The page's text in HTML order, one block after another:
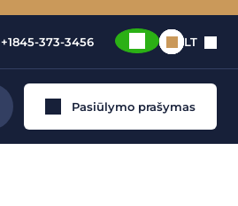
+1845-373-3456 LT
Pasiūlymo prašymas